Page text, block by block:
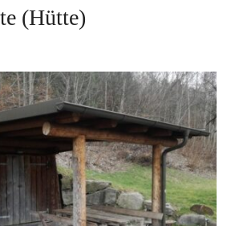
(Hütte)